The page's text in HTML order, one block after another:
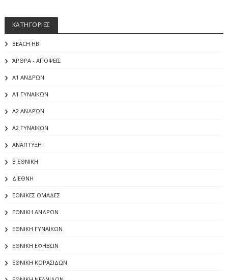
ΚΑΤΗΓΟΡΙΕΣ
BEACH HB
ΆΡΘΡΑ - ΑΠΌΨΕΙΣ
Α1 ΑΝΔΡΏΝ
Α1 ΓΥΝΑΙΚΏΝ
Α2 ΑΝΔΡΏΝ
Α2 ΓΥΝΑΙΚΩΝ
ΑΝΆΠΤΥΞΗ
Β ΕΘΝΙΚΗ
ΔΙΕΘΝΗ
ΕΘΝΙΚΕΣ ΟΜΑΔΕΣ
ΕΘΝΙΚΗ ΑΝΔΡΩΝ
ΕΘΝΙΚΗ ΓΥΝΑΙΚΩΝ
ΕΘΝΙΚΗ ΕΦΗΒΩΝ
ΕΘΝΙΚΗ ΚΟΡΑΣΙΔΩΝ